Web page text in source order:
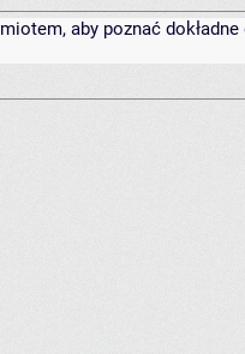
aby poznać dokładne